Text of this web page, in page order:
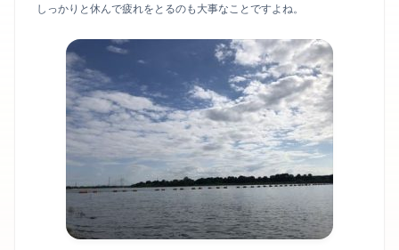
しっかりと休んで疲れをとるのも大事なことですよね。